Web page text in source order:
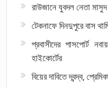
রাউজানে যুবদল নেতা
টেকনাফে দিনদুপুরে বাস
প্রবাসীদের পাসপোর্ট
হাইকোর্টের
বিয়ের দাবিতে দ্বন্দ্ব,